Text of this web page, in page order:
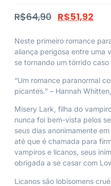
R$64,90 R$51,92
Neste primeiro romance
aliança perigosa entre uma
se tornando um tórrido caso
“Um romance paranormal
picantes.” – Hannah Whitten,
Misery Lark, filha do
nunca foi bem-vista pelos
seus dias anonimamente
até que é chamada para
vampiros e licanos, seus
obrigada a se casar com
Licanos são lobisomens